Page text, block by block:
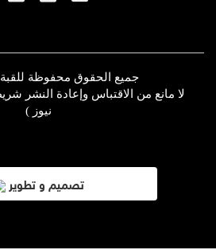
جميع الحقوق محفوظة للقبة
لا مانع من الاقتباس وإعادة النشر
نيوز )
تصميم و تطوير